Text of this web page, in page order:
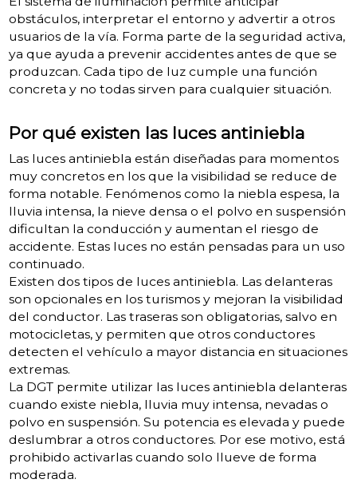
obstáculos, interpretar el entorno y advertir a otros
usuarios de la vía. Forma parte de la seguridad activa,
ya que ayuda a prevenir accidentes antes de que se
produzcan. Cada tipo de luz cumple una función
concreta y no todas sirven para cualquier situación.
Por qué existen las luces antiniebla
Las luces antiniebla están diseñadas para momentos
muy concretos en los que la visibilidad se reduce de
forma notable. Fenómenos como la niebla espesa, la
lluvia intensa, la nieve densa o el polvo en suspensión
dificultan la conducción y aumentan el riesgo de
accidente. Estas luces no están pensadas para un uso
continuado.
Existen dos tipos de luces antiniebla. Las delanteras
son opcionales en los turismos y mejoran la visibilidad
del conductor. Las traseras son obligatorias, salvo en
motocicletas, y permiten que otros conductores
detecten el vehículo a mayor distancia en situaciones
extremas.
La DGT permite utilizar las luces antiniebla delanteras
cuando existe niebla, lluvia muy intensa, nevadas o
polvo en suspensión. Su potencia es elevada y puede
deslumbrar a otros conductores. Por ese motivo, está
prohibido activarlas cuando solo llueve de forma
moderada.